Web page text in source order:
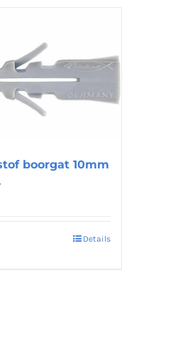
optie
kan
gekozen
deboorgat 10mm
Details